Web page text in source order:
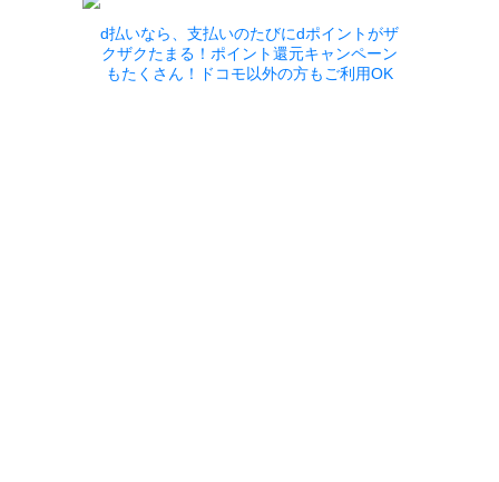
d払いなら、支払いのたびにdポイントがザ
クザクたまる！ポイント還元キャンペーン
もたくさん！ドコモ以外の方もご利用OK